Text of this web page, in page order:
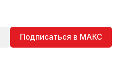
Подписаться в МАКС